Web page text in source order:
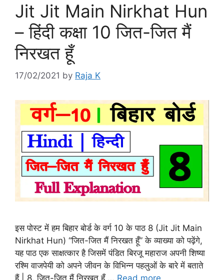
Jit Jit Main Nirkhat Hun
– हिंदी कक्षा 10 जित-जित मैं
निरखत हूँ
17/02/2021 by Raja K
इस पोस्ट में हम बिहार बोर्ड के वर्ग 10 के पाठ 8 (Jit Jit Main
Nirkhat Hun) “जित-जित मैं निरखत हूँ” के व्याख्या को पढ़ेंगे,
यह पाठ एक साक्षत्कार है जिसमें पंडित बिरजू महाराज अपनी शिष्या
रश्मि वाजपेयी को अपने जीवन के विभिन्न पहलुओं के बारे में बताते
हैं | 8. जित-जित मैं निरखत हूँ … Read more